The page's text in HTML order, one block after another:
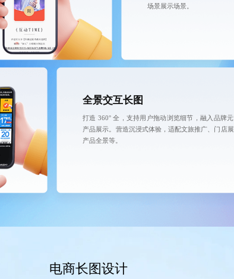
场景展示场景。
全景交互长图
打造 360° 全，支持用户拖动浏览细节，融入品牌
产品展示。营造沉浸式体验，适配文旅推广、门店展
产品全景等。
电商长图设计